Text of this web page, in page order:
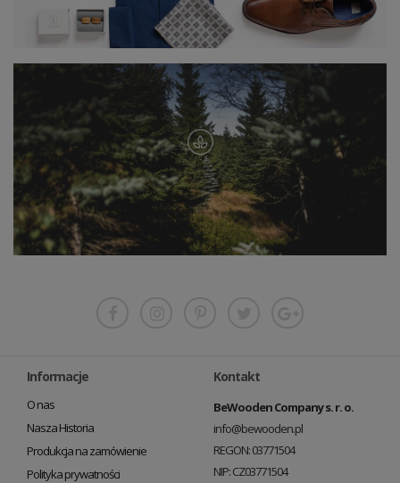
Informacje
O nas
Nasza Historia
Produkcja na zamówienie
Polityka prywatności
Kontakt
BeWooden Company s. r. o.
info@bewooden.pl
REGON: 03771504
NIP: CZ03771504